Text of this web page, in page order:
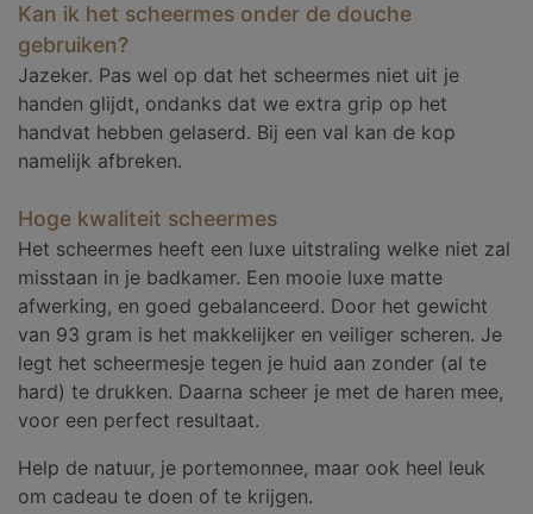
Kan ik het scheermes onder de douche
gebruiken?
Jazeker. Pas wel op dat het scheermes niet uit je
handen glijdt, ondanks dat we extra grip op het
handvat hebben gelaserd. Bij een val kan de kop
namelijk afbreken.
Hoge kwaliteit scheermes
Het scheermes heeft een luxe uitstraling welke niet zal
misstaan in je badkamer. Een mooie luxe matte
afwerking, en goed gebalanceerd. Door het gewicht
van 93 gram is het makkelijker en veiliger scheren. Je
legt het scheermesje tegen je huid aan zonder (al te
hard) te drukken. Daarna scheer je met de haren mee,
voor een perfect resultaat.
Help de natuur, je portemonnee, maar ook heel leuk
om cadeau te doen of te krijgen.